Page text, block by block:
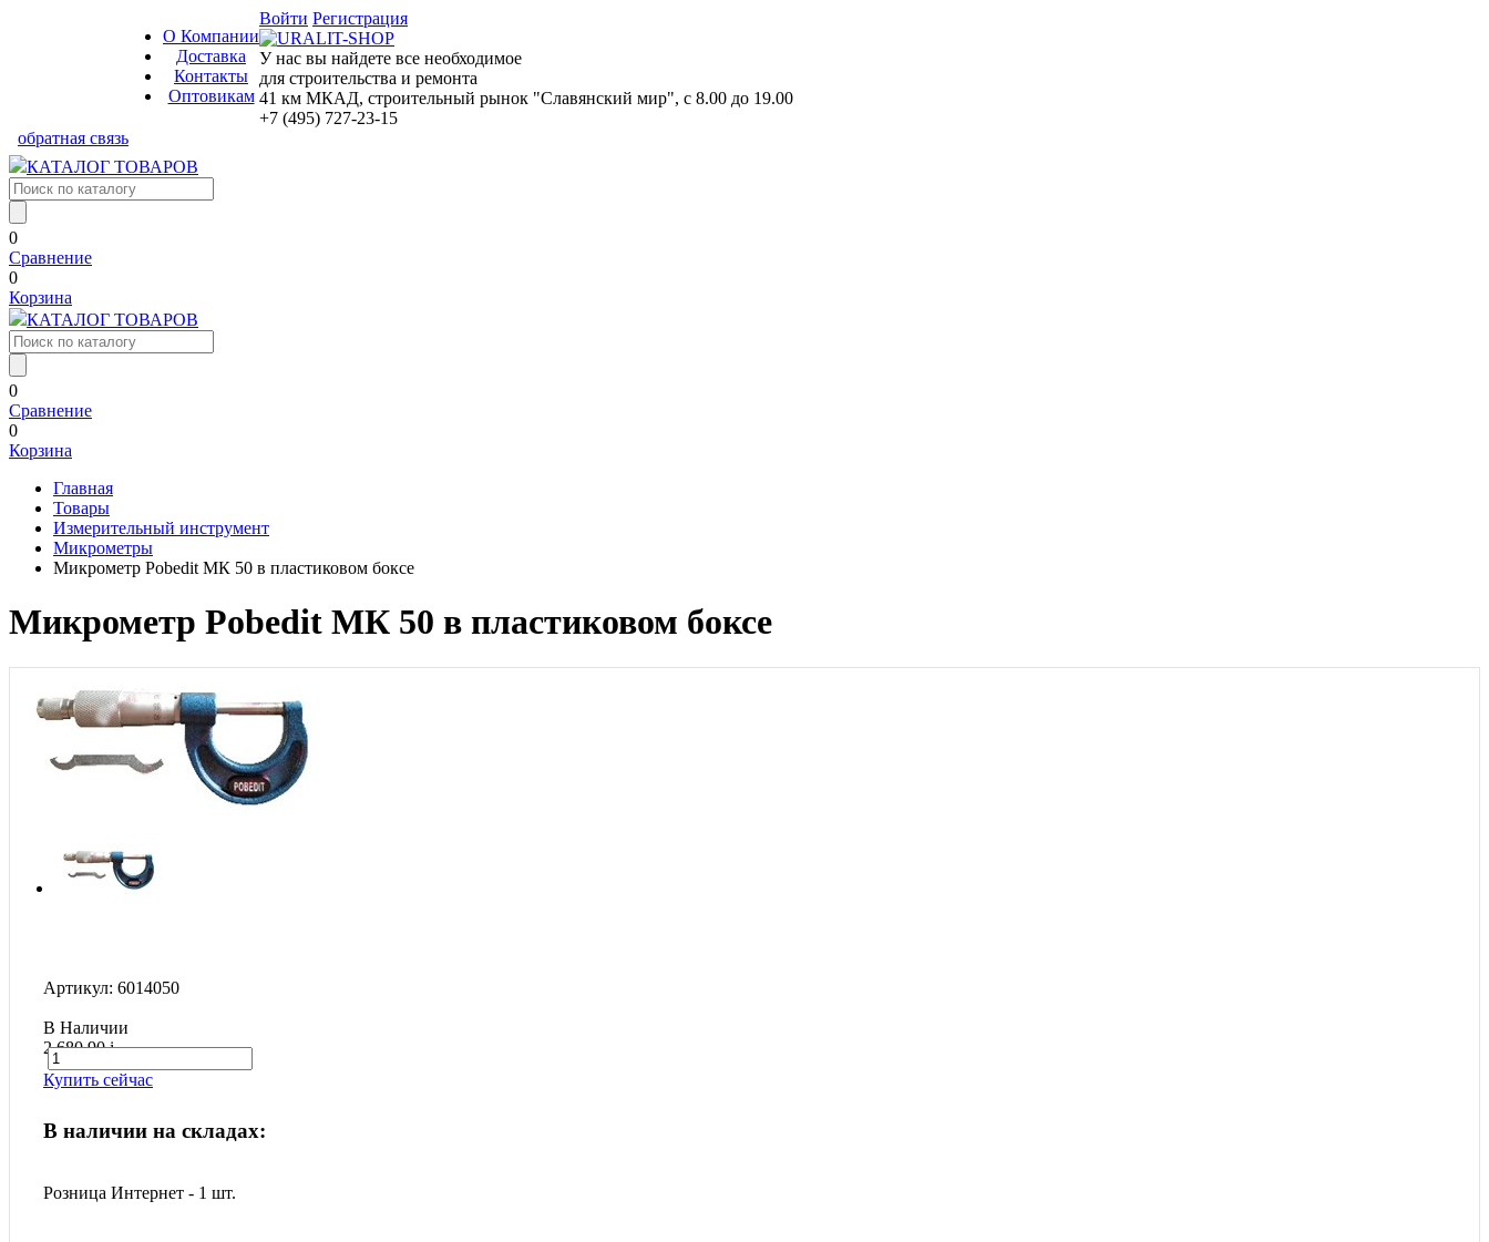
О Компании
Доставка
Контакты
Оптовикам
Войти Регистрация
У нас вы найдете все необходимое
для строительства и ремонта
41 км МКАД, строительный рынок "Славянский мир", с 8.00 до 19.00
+7 (495) 727-23-15
обратная связь
КАТАЛОГ ТОВАРОВ
0
Сравнение
0
Корзина
КАТАЛОГ ТОВАРОВ
0
Сравнение
0
Корзина
Главная
Товары
Измерительный инструмент
Микрометры
Микрометр Pobedit МК 50 в пластиковом боксе
Микрометр Pobedit МК 50 в пластиковом боксе
Артикул: 6014050
В Наличии
2 680.90i
Купить сейчас
В наличии на складах:
Розница Интернет - 1 шт.